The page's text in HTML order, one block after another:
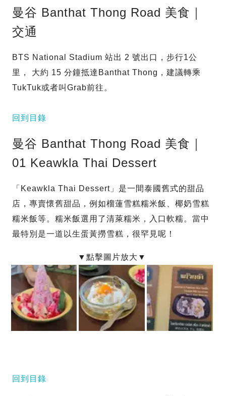
曼谷 Banthat Thong Road 美食｜
交通
BTS National Stadium 站出 2 號出口，步行1公
里， 大約 15 分鐘抵達Banthat Thong，建議轉乘
TukTuk或者叫Grab前往。
回到目錄
曼谷 Banthat Thong Road 美食｜
01 Keawkla Thai Dessert
「Keawkla Thai Dessert」是一間泰國舊式的甜品
店，專賣懷舊甜品，例如榴蓮雪糕糯米飯、椰奶雪糕
糯米飯等。糯米飯選用了清萊糯米，入口軟糯。當中
最特別是一道以生蛋黃撈雪糕，很罕見呢！
回到目錄